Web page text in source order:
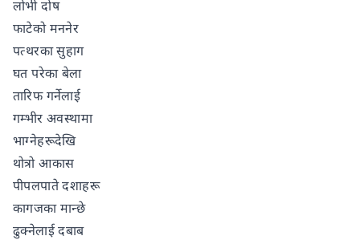
लोभी दोष
फाटेको मननेर
पत्थरका सुहाग
घत परेका बेला
तारिफ गर्नेलाई
गम्भीर अवस्थामा
भाग्नेहरूदेखि
थोत्रो आकास
पीपलपाते दशाहरू
कागजका मान्छे
ढुक्नेलाई दबाब